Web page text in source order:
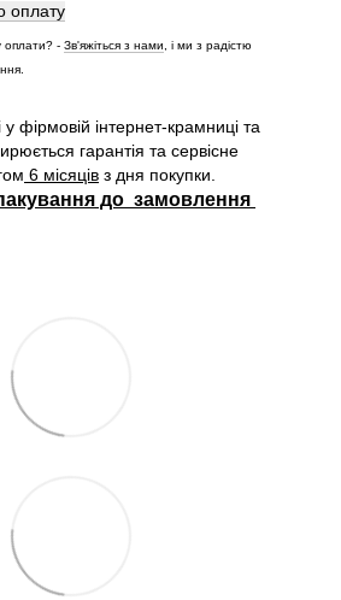
оплату
оплати? - Зв'яжіться з нами, і ми з радістю
фірмовій інтернет-крамниці та
гарантія та сервісне
6 місяців з дня покупки.
до замовлення